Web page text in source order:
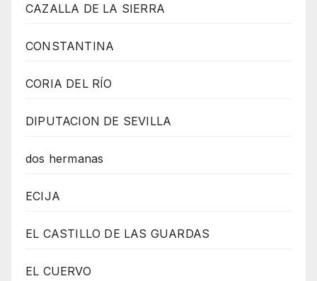
CAZALLA DE LA SIERRA
CONSTANTINA
CORIA DEL RÍO
DIPUTACION DE SEVILLA
dos hermanas
ECIJA
EL CASTILLO DE LAS GUARDAS
EL CUERVO